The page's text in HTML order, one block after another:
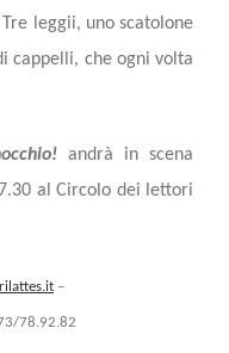
leggii, uno scatolone
cappelli, che ogni volta
andrà in scena
al Circolo dei lettori
–
78.92.82